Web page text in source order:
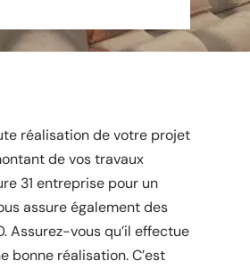
réalisation de votre projet
de vos travaux
31 entreprise pour un
assure également des
Assurez-vous qu’il effectue
bonne réalisation. C’est